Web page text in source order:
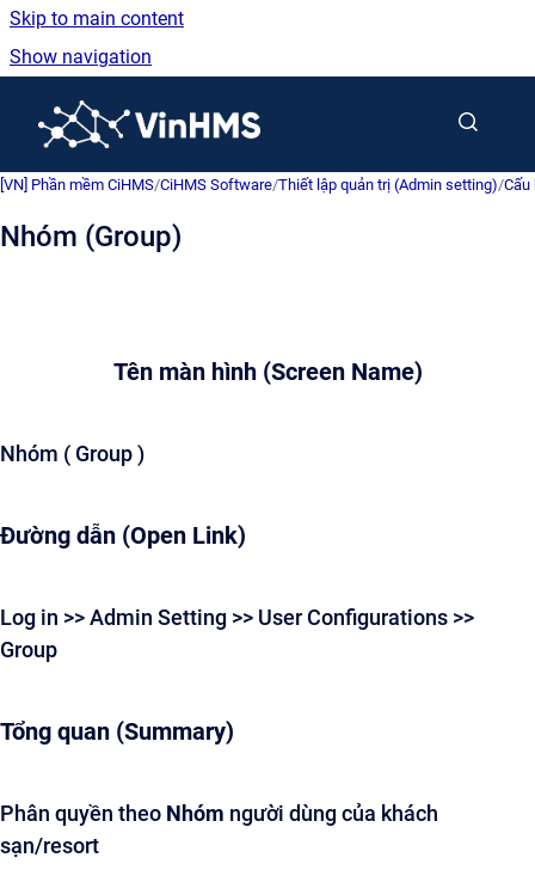
Skip to main content
Show navigation
[VN] Phần mềm CiHMS/CiHMS Software/Thiết lập quản trị (Admin setting)/Cấu
Nhóm (Group)
Tên màn hình (Screen Name)
Nhóm ( Group )
Đường dẫn (Open Link)
Log in >> Admin Setting >> User Configurations >>
Group
Tổng quan (Summary)
Phân quyền theo Nhóm người dùng của khách
sạn/resort